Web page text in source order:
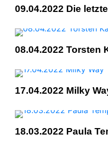
09.04.2022 Die
08.04.2022 Torsten
17.04.2022 Milky
18.03.2022 Paula